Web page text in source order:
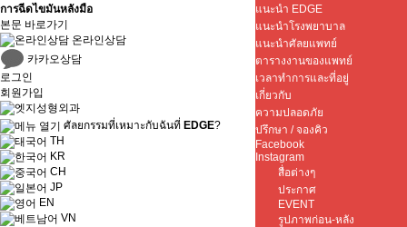
การฉีดไขมันหลังมือ
본문 바로가기
온라인상담
카카오상담
로그인
회원가입
ศัลยกรรมที่เหมาะกับฉันที่ EDGE?
TH
KR
CH
JP
EN
VN
แนะนำ EDGE
แนะนำโรงพยาบาล
แนะนำศัลยแพทย์
ตารางงานของแพทย์
เวลาทำการและที่อยู่
เกี่ยวกับ
ความปลอดภัย
ปรึกษา / จองคิว
Facebook
Instagram
สื่อต่างๆ
ประกาศ
EVENT
รูปภาพก่อน-หลัง